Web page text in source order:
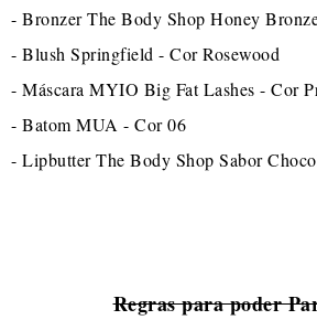
- Bronzer The Body Shop Honey
- Blush Springfield - Cor Rosewood
- Máscara MYIO Big Fat Lashes - Cor
- Batom MUA - Cor 06
- Lipbutter The Body Shop Sabor
Regras para poder